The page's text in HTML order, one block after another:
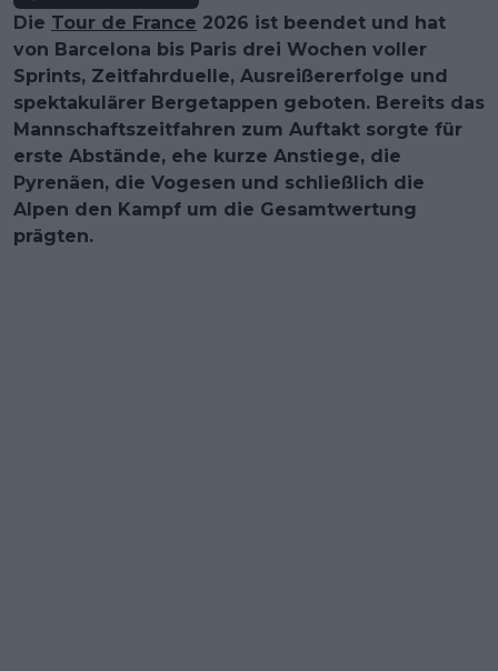
Die Tour de France 2026 ist beendet und hat
von Barcelona bis Paris drei Wochen voller
Sprints, Zeitfahrduelle, Ausreißererfolge und
spektakulärer Bergetappen geboten. Bereits das
Mannschaftszeitfahren zum Auftakt sorgte für
erste Abstände, ehe kurze Anstiege, die
Pyrenäen, die Vogesen und schließlich die
Alpen den Kampf um die Gesamtwertung
prägten.